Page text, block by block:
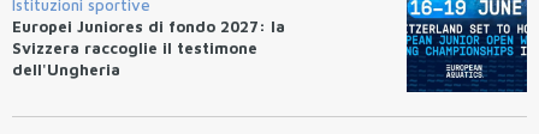
Istituzioni sportive
Europei Juniores di fondo 2027: la
Svizzera raccoglie il testimone
dell'Ungheria